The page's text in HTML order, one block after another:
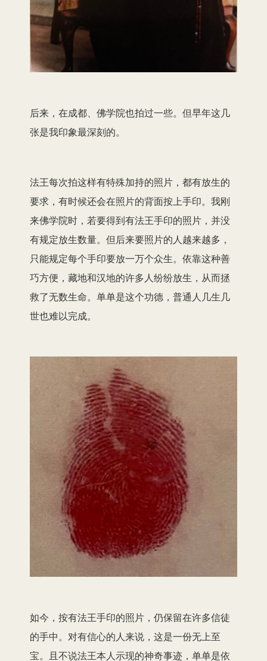
后来，在成都、佛学院也拍过一些。但早年这几
张是我印象最深刻的。
法王每次拍这样有特殊加持的照片，都有放生的
要求，有时候还会在照片的背面按上手印。我刚
来佛学院时，若要得到有法王手印的照片，并没
有规定放生数量。但后来要照片的人越来越多，
只能规定每个手印要放一万个众生。依靠这种善
巧方便，藏地和汉地的许多人纷纷放生，从而拯
救了无数生命。单单是这个功德，普通人几生几
世也难以完成。
如今，按有法王手印的照片，仍保留在许多信徒
的手中。对有信心的人来说，这是一份无上至
宝。且不说法王本人示现的神奇事迹，单单是依